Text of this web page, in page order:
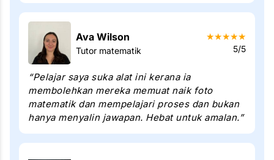
Ava Wilson
Tutor matematik
★★★★★
5/5
“Pelajar saya suka alat ini kerana ia
membolehkan mereka memuat naik foto
matematik dan mempelajari proses dan bukan
hanya menyalin jawapan. Hebat untuk amalan.”